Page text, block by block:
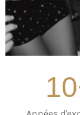
10